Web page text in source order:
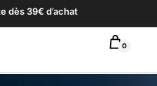
d’achat
0